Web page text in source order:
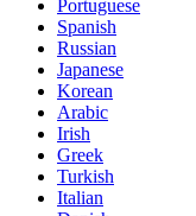
Portuguese
Spanish
Russian
Japanese
Korean
Arabic
Irish
Greek
Turkish
Italian